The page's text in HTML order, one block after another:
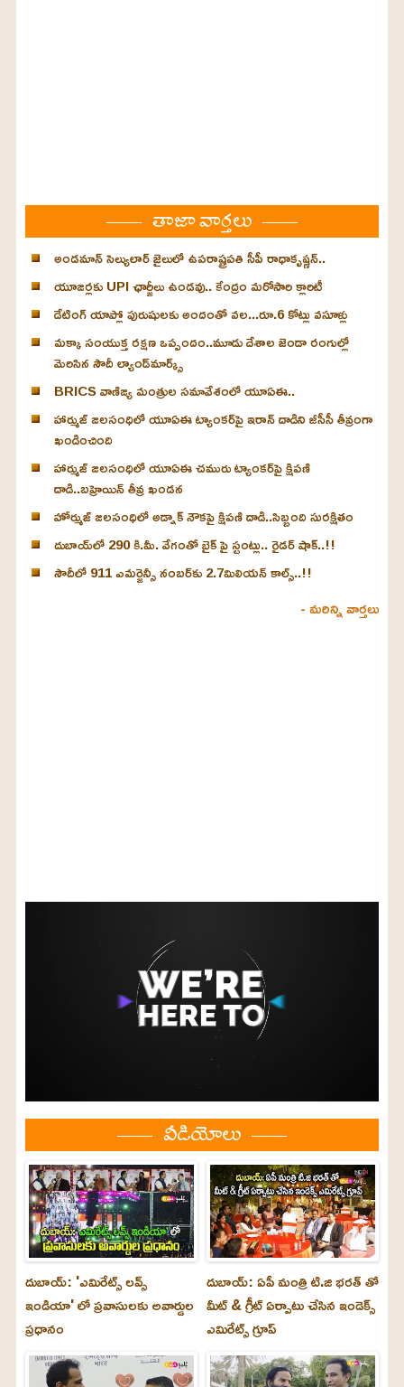
తాజా వార్తలు
అండమాన్ సెల్యులార్ జైలులో ఉపరాష్ట్రపతి సీపీ రాధాకృష్ణన్..
యూజర్లకు UPI ఛార్జీలు ఉండవు.. కేంద్రం మరోసారి క్లారిటీ
డేటింగ్ యాప్లో పురుషులకు అందంతో వల...రూ.6 కోట్లు వసూళ్లు
మక్కా సంయుక్త రక్షణ ఒప్పందం..మూడు దేశాల జెండా రంగుల్లో
మెరిసిన సౌదీ ల్యాండ్‌మార్క్స్
BRICS వాణిజ్య మంత్రుల సమావేశంలో యూఏఈ..
హార్ముజ్ జలసంధిలో యూఏఈ ట్యాంకర్‌పై ఇరాన్ దాడిని జీసీసీ తీవ్రంగా
ఖండించింది
హార్ముజ్ జలసంధిలో యూఏఈ చమురు ట్యాంకర్‌పై క్షిపణి
దాడి..బహ్రెయిన్ తీవ్ర ఖండన
హోర్ముజ్ జలసంధిలో అడ్నాక్ నౌకపై క్షిపణి దాడి..సిబ్బంది సురక్షితం
దుబాయ్‌లో 290 కి.మీ. వేగంతో బైక్‌ పై స్టంట్లు.. రైడర్ షాక్..!!
సౌదీలో 911 ఎమర్జెన్సీ నంబర్‌కు 2.7మిలియన్ కాల్స్..!!
- మరిన్ని వార్తలు
వీడియోలు
దుబాయ్: 'ఎమిరేట్స్ లవ్స్
ఇండియా' లో ప్రవాసులకు అవార్డుల
ప్రధానం
దుబాయ్: ఏపీ మంత్రి టి.జి భరత్ తో
మీట్ & గ్రీట్ ఏర్పాటు చేసిన ఇండెక్స్
ఎమిరేట్స్ గ్రూప్